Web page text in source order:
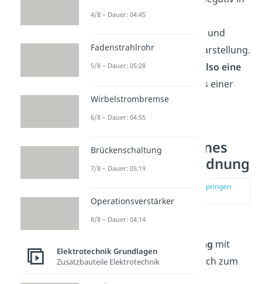
der dB-Darstellung,
beziehungsweise kleiner 1 und
größer 0 in der linearen Darstellung.
Hohe Frequenzen haben also eine
, was einer
Dämpfungentspricht.
Grenzfrequenz eines
Hochpasses 1. Ordnung
zur Stelle im Video springen
(02:37)
Bei der Schaltung des
Hochpassfilters 1. Ordnung mit
Kondensator ist im Vergleich zum
4/8 – Dauer: 04:45
Fadenstrahlrohr
5/8 – Dauer: 05:28
Wirbelstrombremse
6/8 – Dauer: 04:55
Brückenschaltung
7/8 – Dauer: 05:19
Operationsverstärker
8/8 – Dauer: 04:14
Elektrotechnik Grundlagen
Zusatzbauteile Elektrotechnik